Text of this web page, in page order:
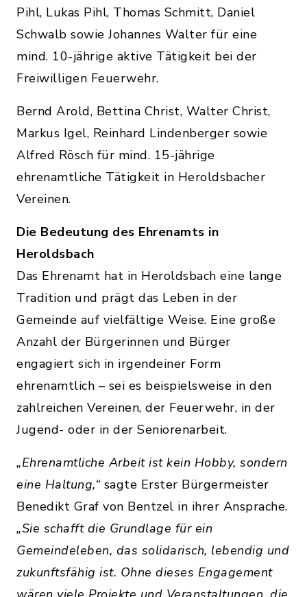
Pihl, Lukas Pihl, Thomas Schmitt, Daniel
Schwalb sowie Johannes Walter für eine
mind. 10-jährige aktive Tätigkeit bei der
Freiwilligen Feuerwehr.
Bernd Arold, Bettina Christ, Walter Christ,
Markus Igel, Reinhard Lindenberger sowie
Alfred Rösch für mind. 15-jährige
ehrenamtliche Tätigkeit in Heroldsbacher
Vereinen.
Die Bedeutung des Ehrenamts in
Heroldsbach
Das Ehrenamt hat in Heroldsbach eine lange
Tradition und prägt das Leben in der
Gemeinde auf vielfältige Weise. Eine große
Anzahl der Bürgerinnen und Bürger
engagiert sich in irgendeiner Form
ehrenamtlich – sei es beispielsweise in den
zahlreichen Vereinen, der Feuerwehr, in der
Jugend- oder in der Seniorenarbeit.
„Ehrenamtliche Arbeit ist kein Hobby, sondern
eine Haltung,“ sagte Erster Bürgermeister
Benedikt Graf von Bentzel in ihrer Ansprache.
„Sie schafft die Grundlage für ein
Gemeindeleben, das solidarisch, lebendig und
zukunftsfähig ist. Ohne dieses Engagement